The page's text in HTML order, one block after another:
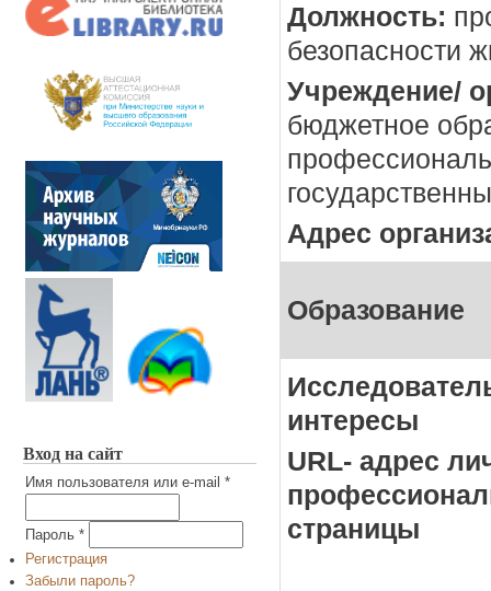
Вход на сайт
Имя пользователя или e-mail *
Пароль *
Регистрация
Забыли пароль?
Должность:
безопасности
Учреждение/
бюджетное
Адрес
Образование
интересы
URL- адрес
страницы